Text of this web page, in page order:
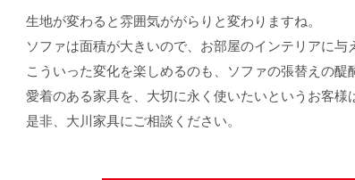
生地が変わると雰囲気ががらりと変わりますね。
ソファは面積が大きいので、お部屋のインテリアに与
こういった変化を楽しめるのも、ソファの張替えの醍
愛着のある家具を、大切に永く使いたいというお客様
是非、大川家具にご相談ください。